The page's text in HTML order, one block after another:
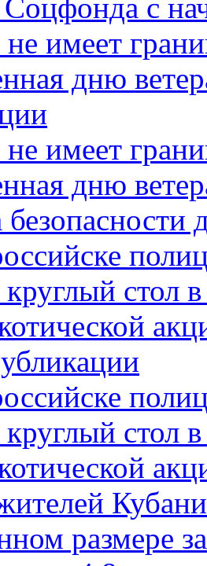
с
имеет
дню
имеет
дню
стол
стол
размере